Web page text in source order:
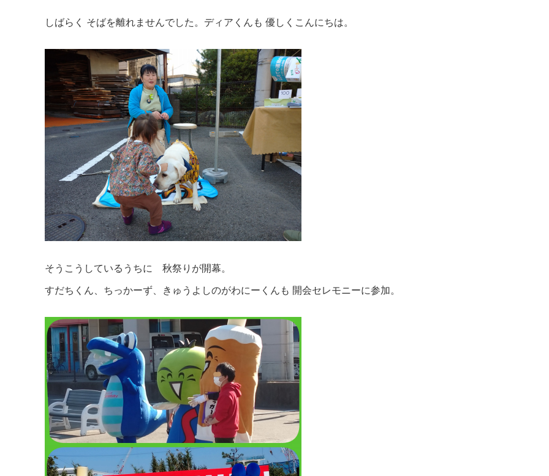
しばらく そばを離れませんでした。ディアくんも 優しくこんにちは。
そうこうしているうちに 秋祭りが開幕。
すだちくん、ちっかーず、きゅうよしのがわにーくんも 開会セレモニーに参加。